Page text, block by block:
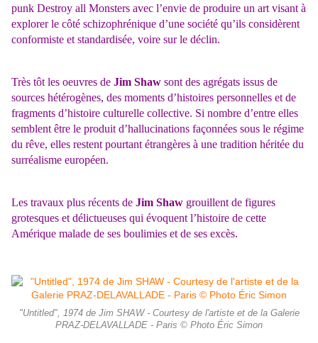
punk Destroy all Monsters avec l’envie de produire un art visant à
explorer le côté schizophrénique d’une société qu’ils considèrent
conformiste et standardisée, voire sur le déclin.
Très tôt les oeuvres de Jim Shaw sont des agrégats issus de
sources hétérogènes, des moments d’histoires personnelles et de
fragments d’histoire culturelle collective. Si nombre d’entre elles
semblent être le produit d’hallucinations façonnées sous le régime
du rêve, elles restent pourtant étrangères à une tradition héritée du
surréalisme européen.
Les travaux plus récents de Jim Shaw grouillent de figures
grotesques et délictueuses qui évoquent l’histoire de cette
Amérique malade de ses boulimies et de ses excès.
"Untitled", 1974 de Jim SHAW - Courtesy de l'artiste et de la Galerie
PRAZ-DELAVALLADE - Paris © Photo Éric Simon